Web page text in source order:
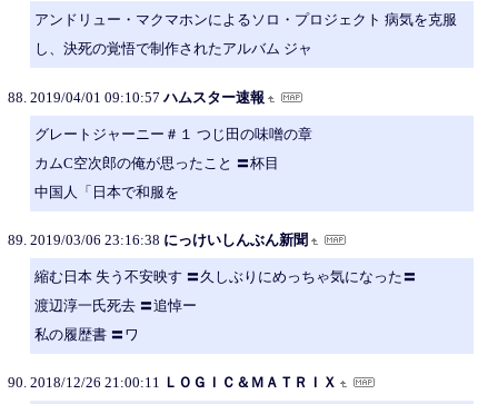
アンドリュー・マクマホンによるソロ・プロジェクト 病気を克服
し、決死の覚悟で制作されたアルバム ジャ
2019/04/01 09:10:57 ハムスター速報
グレートジャーニー＃１ つじ田の味噌の章
カムC空次郎の俺が思ったこと 〓杯目
中国人「日本で和服を
2019/03/06 23:16:38 にっけいしんぶん新聞
縮む日本 失う不安映す 〓久しぶりにめっちゃ気になった〓
渡辺淳一氏死去 〓追悼ー
私の履歴書 〓ワ
2018/12/26 21:00:11 ＬＯＧＩＣ＆ＭＡＴＲＩＸ